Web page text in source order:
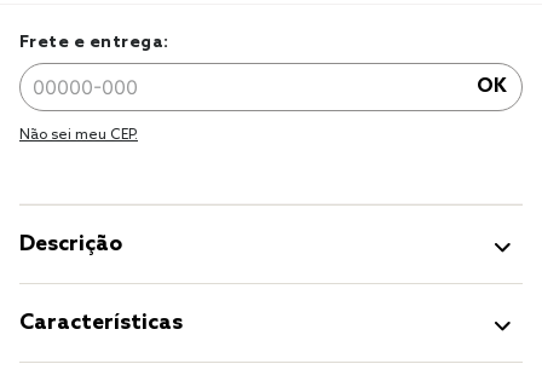
Frete e entrega:
OK
Não sei meu CEP.
Descrição
Características